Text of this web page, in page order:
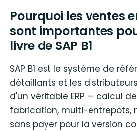
Pourquoi les ventes
sont importantes
livre de SAP B1
SAP B1 est le système de
détaillants et les
d'un véritable ERP — calcul
fabrication, multi-entrepôts,
sans payer pour la version